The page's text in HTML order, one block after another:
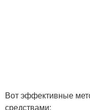
Маска от
Вот эффективные
средствами: